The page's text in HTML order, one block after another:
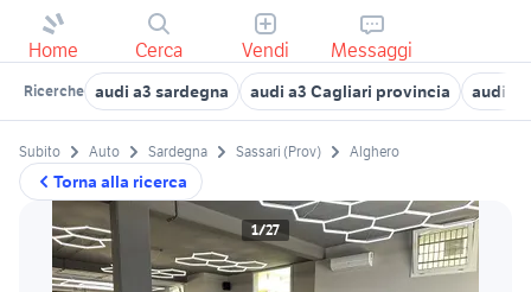
Home Cerca Vendi Messaggi
Ricerche audi a3 sardegna audi a3 Cagliari provincia audi
Torna alla ricerca
Subito Auto Sardegna Sassari (Prov) Alghero
1/27